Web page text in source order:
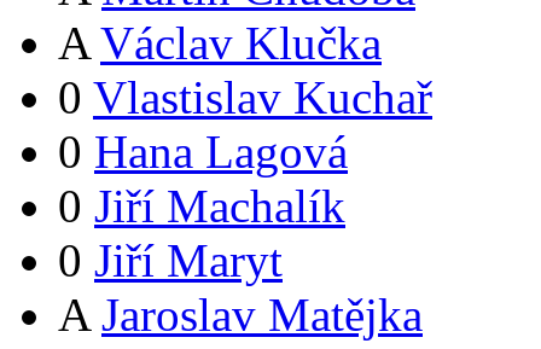
A Václav Klučka
0 Vlastislav Kuchař
0 Hana Lagová
0 Jiří Machalík
0 Jiří Maryt
A Jaroslav Matějka